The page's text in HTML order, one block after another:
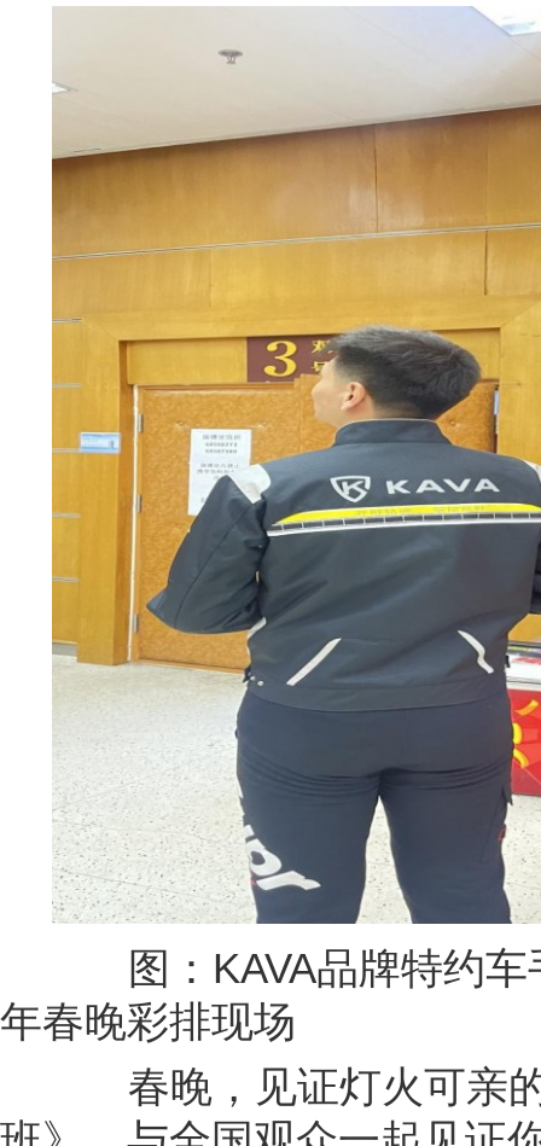
图：KAVA品牌特约车
年春晚彩排现场
春晚，见证灯火可亲的
班》，与全国观众一起见
向山海的滚烫里奔赴。